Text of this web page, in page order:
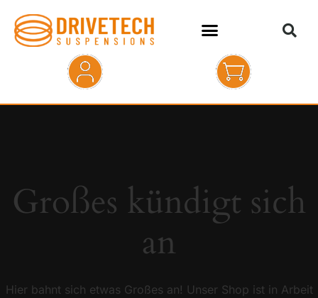
KONTAKT
Großes kündigt sich
an
Hier bahnt sich etwas Großes an! Unser Shop ist in Arbeit